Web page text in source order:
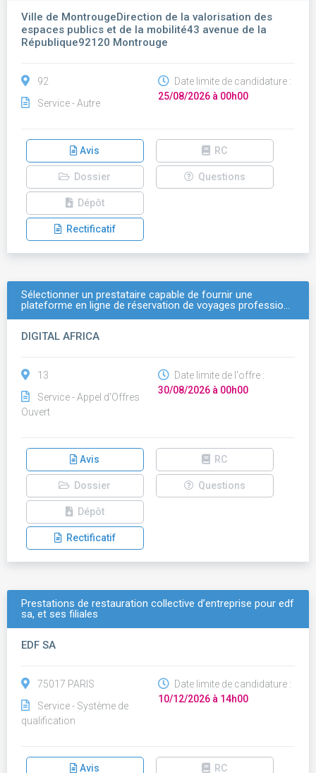
Ville de MontrougeDirection de la valorisation des
espaces publics et de la mobilité43 avenue de la
République92120 Montrouge
92
Service - Autre
Date limite de candidature :
25/08/2026 à 00h00
Avis RC
Dossier Questions
Dépôt
Rectificatif
Sélectionner un prestataire capable de fournir une
plateforme en ligne de réservation de voyages professio…
DIGITAL AFRICA
13
Service - Appel d'Offres
Ouvert
Date limite de l'offre :
30/08/2026 à 00h00
Avis RC
Dossier Questions
Dépôt
Rectificatif
Prestations de restauration collective d’entreprise pour edf
sa, et ses filiales
EDF SA
75017 PARIS
Service - Système de
qualification
Date limite de candidature :
10/12/2026 à 14h00
Avis RC